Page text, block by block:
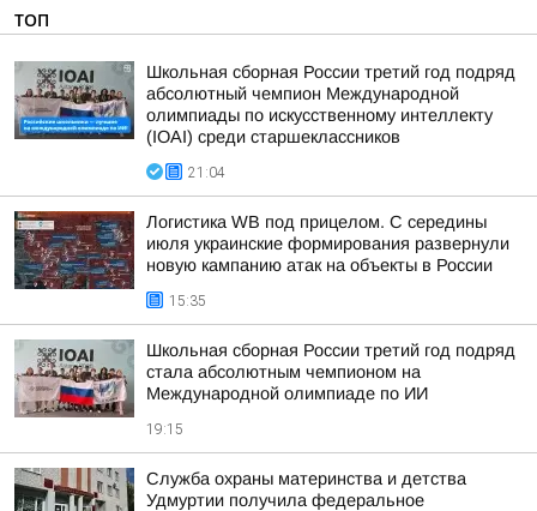
ТОП
Школьная сборная России третий год подряд
абсолютный чемпион Международной
олимпиады по искусственному интеллекту
(IOAI) среди старшеклассников
21:04
Логистика WB под прицелом. С середины
июля украинские формирования развернули
новую кампанию атак на объекты в России
15:35
Школьная сборная России третий год подряд
стала абсолютным чемпионом на
Международной олимпиаде по ИИ
19:15
Служба охраны материнства и детства
Удмуртии получила федеральное